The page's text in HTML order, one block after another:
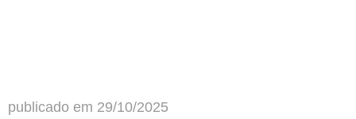
publicado em 29/10/2025